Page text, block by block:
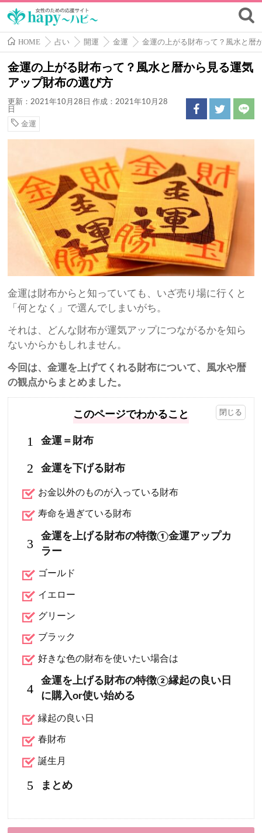
HOME 占い 開運 金運 金運の上がる財布って？風水と暦
金運の上がる財布って？風水と暦から見る運気
アップ財布の選び方
更新：2021年10月28日 作成：2021年10月28
日
金運
金運は財布からと知っていても、いざ売り場に行くと
「何となく」で選んでしまいがち。
それは、どんな財布が運気アップにつながるかを知ら
ないからかもしれません。
今回は、金運を上げてくれる財布について、風水や暦
の観点からまとめました。
このページでわかること
1 金運＝財布
2 金運を下げる財布
お金以外のものが入っている財布
寿命を過ぎている財布
3
金運を上げる財布の特徴①金運アップカ
ラー
ゴールド
イエロー
グリーン
ブラック
好きな色の財布を使いたい場合は
4
金運を上げる財布の特徴②縁起の良い日
に購入or使い始める
縁起の良い日
春財布
誕生月
5 まとめ